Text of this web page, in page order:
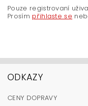
Pouze registrovaní
Prosím přihlaste se
ODKAZY
CENY DOPRAVY